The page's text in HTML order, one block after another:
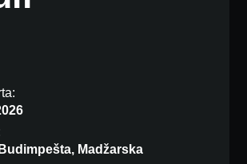
Madžarska